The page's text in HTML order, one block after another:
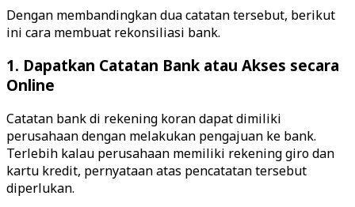
Dengan membandingkan dua catatan tersebut, berikut
ini cara membuat rekonsiliasi bank.
1. Dapatkan Catatan Bank atau Akses secara
Online
Catatan bank di rekening koran dapat dimiliki
perusahaan dengan melakukan pengajuan ke bank.
Terlebih kalau perusahaan memiliki rekening giro dan
kartu kredit, pernyataan atas pencatatan tersebut
diperlukan.